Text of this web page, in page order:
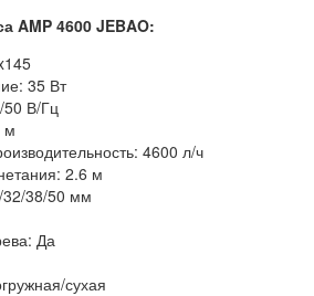
AMP 4600 JEBAO:
35 Вт
50 В/Гц
м
4600 л/ч
2.6 м
38/50 мм
Да
сухая